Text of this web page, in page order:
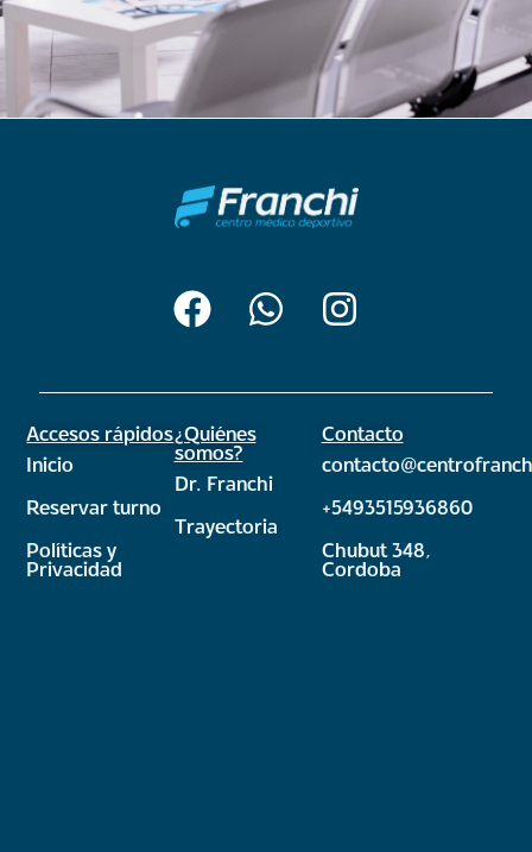
Accesos rápidos
Inicio
Reservar turno
Políticas y
Privacidad
¿Quiénes
somos?
Dr. Franchi
Trayectoria
Contacto
+5493515936860
Chubut 348,
Cordoba